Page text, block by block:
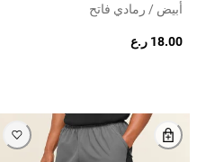
أبيض / رمادي فاتح
18.00 ر.ع